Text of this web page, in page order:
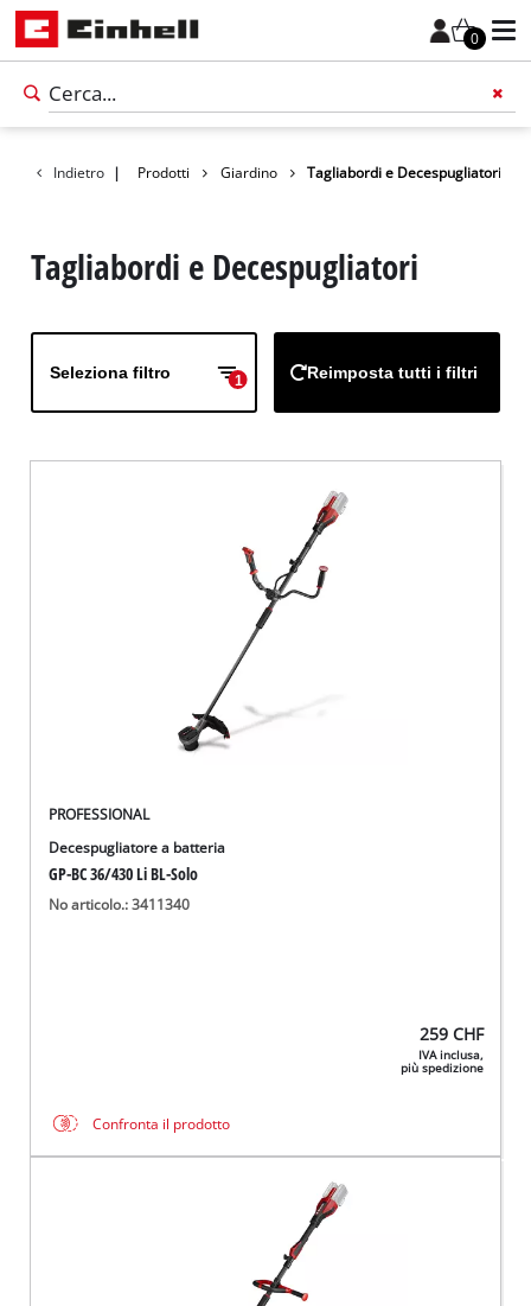
0
Indietro | Prodotti Giardino Tagliabordi e Decespugliatori
Tagliabordi e Decespugliatori
Seleziona filtro 1 Reimposta tutti i filtri
PROFESSIONAL
Decespugliatore a batteria
GP-BC 36/430 Li BL-Solo
No articolo.: 3411340
259 CHF
IVA inclusa,
più spedizione
Confronta il prodotto